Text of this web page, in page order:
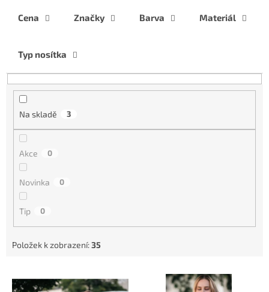
d
u
Cena Značky Barva Materiál
Typ nosítka
Na skladě 3
Akce 0
Novinka 0
Tip 0
Položek k zobrazení:35